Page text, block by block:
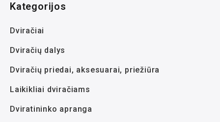
Kategorijos
Dviračiai
Dviračių dalys
Dviračių priedai, aksesuarai, priežiūra
Laikikliai dviračiams
Dviratininko apranga